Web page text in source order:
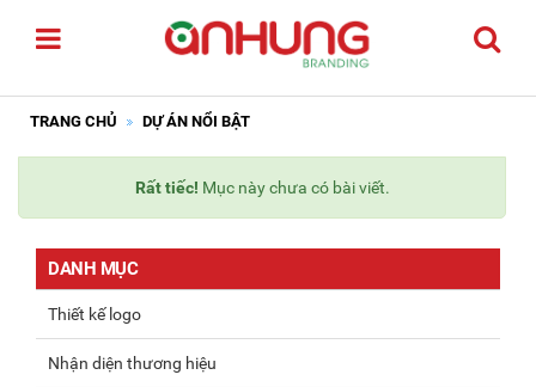
TRANG CHỦ DỰ ÁN NỔI BẬT
Rất tiếc! Mục này chưa có bài viết.
DANH MỤC
Thiết kế logo
Nhận diện thương hiệu